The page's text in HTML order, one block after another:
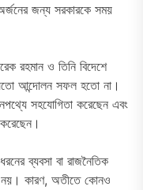
জন্য সরকারকে সময়
রহমান ও তিনি বিদেশে
হয়তো আন্দোলন সফল হতো না।
সহযোগিতা করেছেন এবং
ব্যবসা বা রাজনৈতিক
নয়। কারণ, অতীতে কোনও